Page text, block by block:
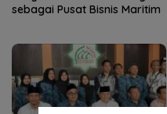
sebagai Pusat Bisnis Maritim